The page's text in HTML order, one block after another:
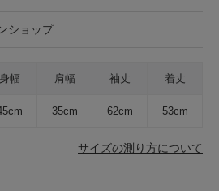
ショップ
身幅 肩幅 袖丈 着丈
35cm 62cm 53cm
サイズの測り方について